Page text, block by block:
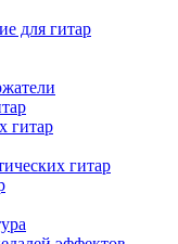
для гитар
гитар
гитар